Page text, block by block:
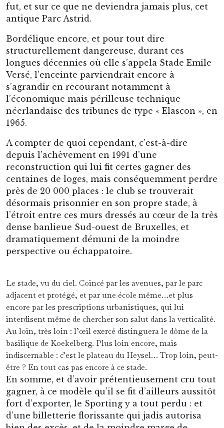
fut, et sur ce que ne deviendra jamais plus, cet
antique Parc Astrid.
Bordélique encore, et pour tout dire
structurellement dangereuse, durant ces
longues décennies où elle s’appela Stade Emile
Versé, l’enceinte parviendrait encore à
s’agrandir en recourant notamment à
l’économique mais périlleuse technique
néerlandaise des tribunes de type « Elascon », en
1965.
A compter de quoi cependant, c’est-à-dire
depuis l’achèvement en 1991 d’une
reconstruction qui lui fit certes gagner des
centaines de loges, mais conséquemment perdre
près de 20 000 places : le club se trouverait
désormais prisonnier en son propre stade, à
l’étroit entre ces murs dressés au cœur de la très
dense banlieue Sud-ouest de Bruxelles, et
dramatiquement démuni de la moindre
perspective ou échappatoire.
Le stade, vu du ciel. Coincé par les avenues, par le parc
adjacent et protégé, et par une école même…et plus
encore par les prescriptions urbanistiques, qui lui
interdisent même de chercher son salut dans la verticalité.
Au loin, très loin : l’œil exercé distinguera le dôme de la
basilique de Koekelberg. Plus loin encore, mais
indiscernable : c’est le plateau du Heysel… Trop loin, peut-
être ? En tout cas pas encore à ce stade.
En somme, et d’avoir prétentieusement cru tout
gagner, à ce modèle qu’il se fit d’ailleurs aussitôt
fort d’exporter, le Sporting y a tout perdu : et
d’une billetterie florissante qui jadis autorisa